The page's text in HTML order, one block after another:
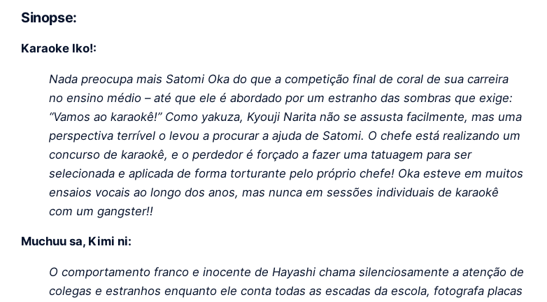
Sinopse:
Karaoke Iko!:
Nada preocupa mais Satomi Oka do que a competição final de coral de sua carreira
no ensino médio – até que ele é abordado por um estranho das sombras que exige:
“Vamos ao karaokê!” Como yakuza, Kyouji Narita não se assusta facilmente, mas uma
perspectiva terrível o levou a procurar a ajuda de Satomi. O chefe está realizando um
concurso de karaokê, e o perdedor é forçado a fazer uma tatuagem para ser
selecionada e aplicada de forma torturante pelo próprio chefe! Oka esteve em muitos
ensaios vocais ao longo dos anos, mas nunca em sessões individuais de karaokê
com um gangster!!
Muchuu sa, Kimi ni:
O comportamento franco e inocente de Hayashi chama silenciosamente a atenção de
colegas e estranhos enquanto ele conta todas as escadas da escola, fotografa placas